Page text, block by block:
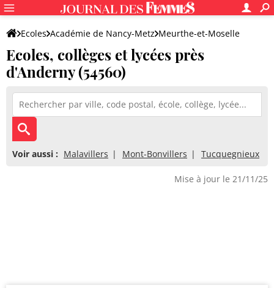
Ecoles Académie de Nancy-Metz Meurthe-et-Moselle
Ecoles, collèges et lycées près
d'Anderny (54560)
Voir aussi : Malavillers Mont-Bonvillers Tucquegnieux
Mise à jour le 21/11/25